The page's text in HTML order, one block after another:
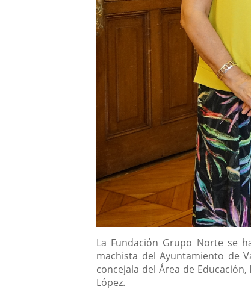
Descripción
La Fundación Grupo Norte se
machista del Ayuntamiento de
concejala del Área de
López.